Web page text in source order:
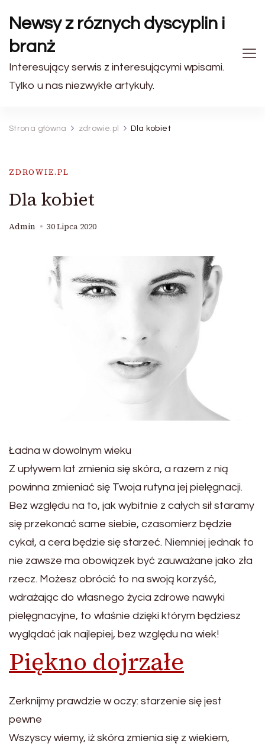
Newsy z róznych dyscyplin i
branż
Interesujący serwis z interesującymi wpisami.
Tylko u nas niezwykłe artykuły.
Strona główna zdrowie.pl Dla kobiet
ZDROWIE.PL
Dla kobiet
Admin 30 Lipca 2020
Ładna w dowolnym wieku
Z upływem lat zmienia się skóra, a razem z nią
powinna zmieniać się Twoja rutyna jej pielęgnacji.
Bez względu na to, jak wybitnie z całych sił staramy
się przekonać same siebie, czasomierz będzie
cykał, a cera będzie się starzeć. Niemniej jednak to
nie zawsze ma obowiązek być zauważane jako zła
rzecz. Możesz obrócić to na swoją korzyść,
wdrażając do własnego życia zdrowe nawyki
pielęgnacyjne, to właśnie dzięki którym będziesz
wyglądać jak najlepiej, bez względu na wiek!
Piękno dojrzałe
Zerknijmy prawdzie w oczy: starzenie się jest
pewne
Wszyscy wiemy, iż skóra zmienia się z wiekiem,